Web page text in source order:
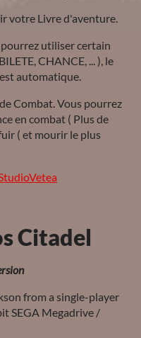
votre Livre d'aventure.
utiliser certain
CHANCE, ... ), le
automatique.
Combat. Vous pourrez
en combat ( Plus de
( et mourir le plus
from a single-player
SEGA Megadrive /